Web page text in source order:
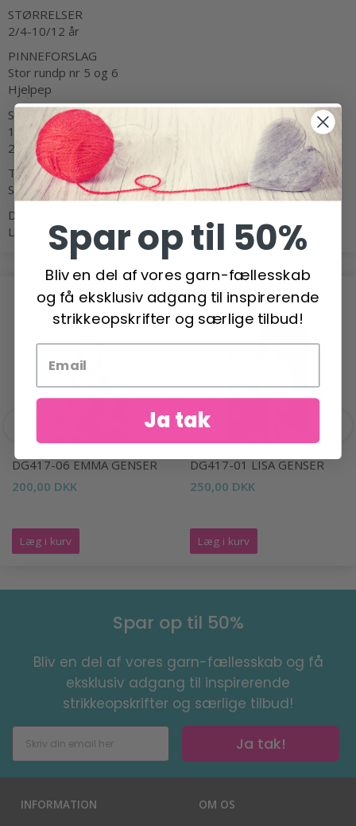
STØRRELSER
2/4-10/12 år
PINNEFORSLAG
Stor rundp nr 5 og 6
Hjelpep
STRIKKEFASTHET
13 m glattstrikk på p nr 6 = 10 cm
21 m flettestrikk på p nr 6 = 10 cm
TEKNIKK
Strikk
DESIGNER
Line Langmo by House of Yarn
POPULÆRE ALTERNATIVER
DG417-06 EMMA GENSER
200,00 DKK
Læg i kurv
DG417-01 LISA GENSER
250,00 DKK
Læg i kurv
Spar op til 50%
Bliv en del af vores garn-fællesskab og få
eksklusiv adgang til inspirerende
strikkeopskrifter og særlige tilbud!
Ja tak!
INFORMATION OM OS
Spar op til 50%
Bliv en del af vores garn-fællesskab
og få eksklusiv adgang til inspirerende
strikkeopskrifter og særlige tilbud!
Ja tak